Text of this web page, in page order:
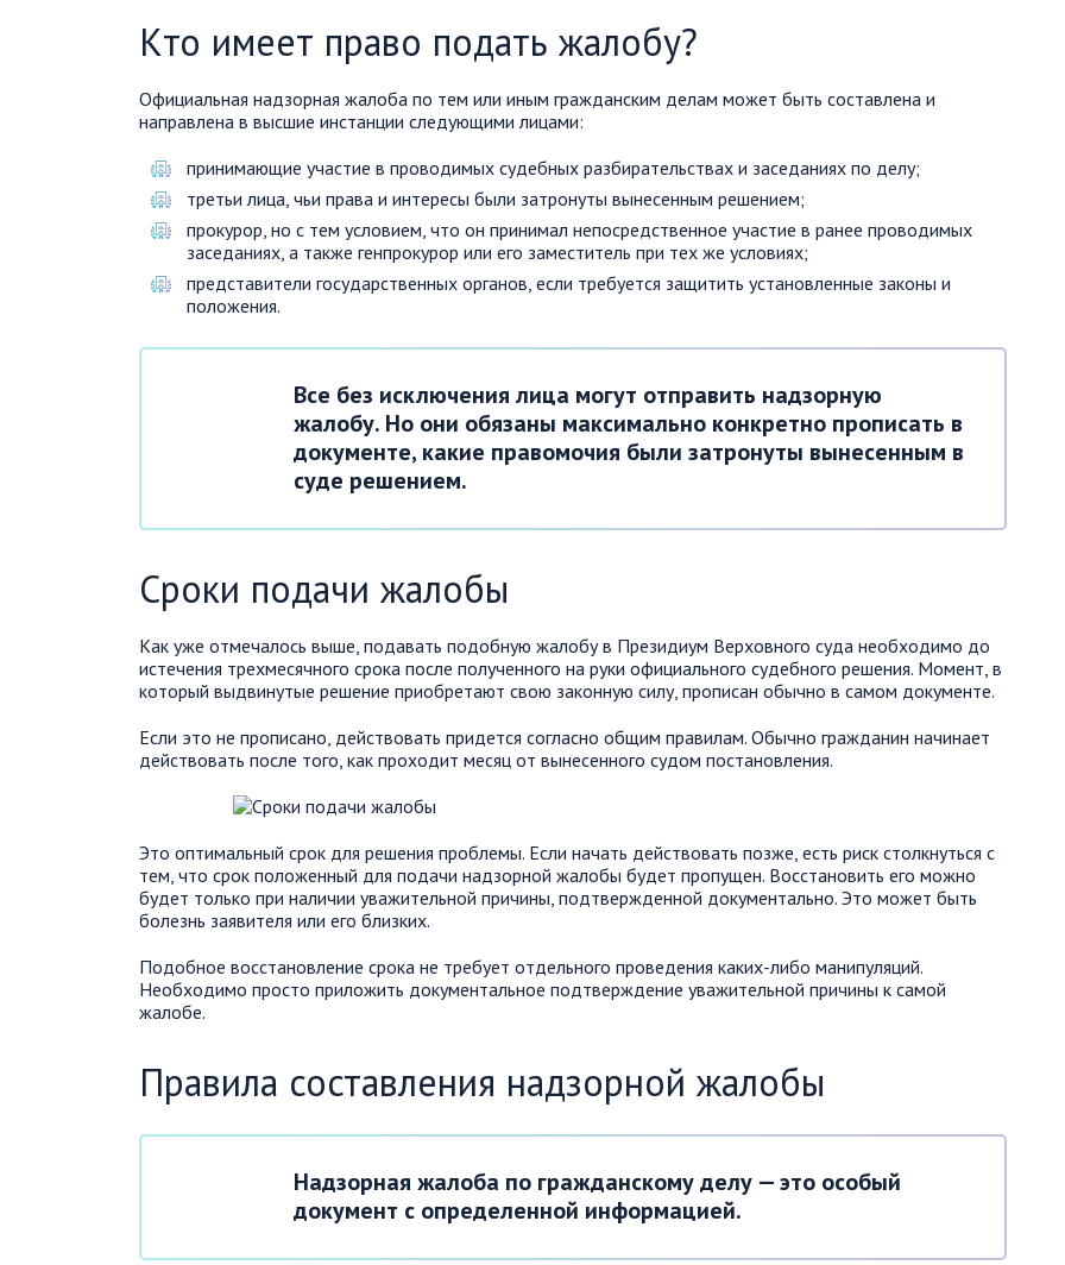
Кто имеет право подать жалобу?
Официальная надзорная жалоба по тем или иным гражданским делам может быть составлена и
направлена в высшие инстанции следующими лицами:
принимающие участие в проводимых судебных разбирательствах и заседаниях по делу;
третьи лица, чьи права и интересы были затронуты вынесенным решением;
прокурор, но с тем условием, что он принимал непосредственное участие в ранее проводимых
заседаниях, а также генпрокурор или его заместитель при тех же условиях;
представители государственных органов, если требуется защитить установленные законы и
положения.
Все без исключения лица могут отправить надзорную
жалобу. Но они обязаны максимально конкретно прописать в
документе, какие правомочия были затронуты вынесенным в
суде решением.
Сроки подачи жалобы
Как уже отмечалось выше, подавать подобную жалобу в Президиум Верховного суда необходимо до
истечения трехмесячного срока после полученного на руки официального судебного решения. Момент, в
который выдвинутые решение приобретают свою законную силу, прописан обычно в самом документе.
Если это не прописано, действовать придется согласно общим правилам. Обычно гражданин начинает
действовать после того, как проходит месяц от вынесенного судом постановления.
Это оптимальный срок для решения проблемы. Если начать действовать позже, есть риск столкнуться с
тем, что срок положенный для подачи надзорной жалобы будет пропущен. Восстановить его можно
будет только при наличии уважительной причины, подтвержденной документально. Это может быть
болезнь заявителя или его близких.
Подобное восстановление срока не требует отдельного проведения каких-либо манипуляций.
Необходимо просто приложить документальное подтверждение уважительной причины к самой
жалобе.
Правила составления надзорной жалобы
Надзорная жалоба по гражданскому делу — это особый
документ с определенной информацией.